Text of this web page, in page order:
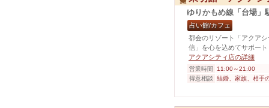
ゆりかもめ線「台場」
占い館/カフェ
都会のリゾート「アクア
信」を心を込めてサポー
アクアシティ店の詳細
営業時間
11:00～21:00
得意相談
結婚、家族、相手